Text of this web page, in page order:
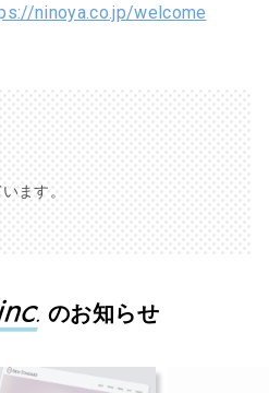
ninoya.co.jp/welcome
ます。
のお知らせ